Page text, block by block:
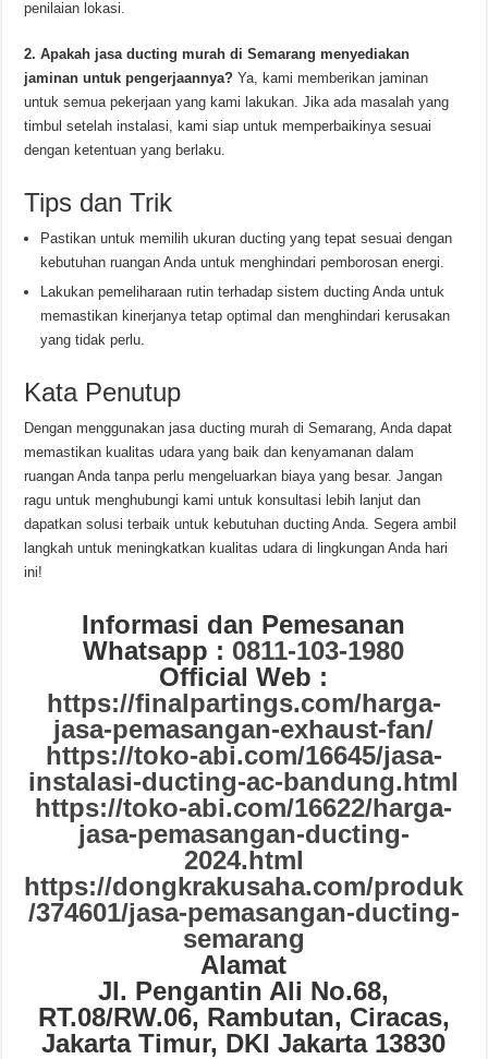
penilaian lokasi.
2. Apakah jasa ducting murah di Semarang menyediakan
jaminan untuk pengerjaannya? Ya, kami memberikan jaminan
untuk semua pekerjaan yang kami lakukan. Jika ada masalah yang
timbul setelah instalasi, kami siap untuk memperbaikinya sesuai
dengan ketentuan yang berlaku.
Tips dan Trik
Pastikan untuk memilih ukuran ducting yang tepat sesuai dengan
kebutuhan ruangan Anda untuk menghindari pemborosan energi.
Lakukan pemeliharaan rutin terhadap sistem ducting Anda untuk
memastikan kinerjanya tetap optimal dan menghindari kerusakan
yang tidak perlu.
Kata Penutup
Dengan menggunakan jasa ducting murah di Semarang, Anda dapat
memastikan kualitas udara yang baik dan kenyamanan dalam
ruangan Anda tanpa perlu mengeluarkan biaya yang besar. Jangan
ragu untuk menghubungi kami untuk konsultasi lebih lanjut dan
dapatkan solusi terbaik untuk kebutuhan ducting Anda. Segera ambil
langkah untuk meningkatkan kualitas udara di lingkungan Anda hari
ini!
Informasi dan Pemesanan
Whatsapp : 0811-103-1980
Official Web :
https://finalpartings.com/harga-
jasa-pemasangan-exhaust-fan/
https://toko-abi.com/16645/jasa-
instalasi-ducting-ac-bandung.html
https://toko-abi.com/16622/harga-
jasa-pemasangan-ducting-
2024.html
https://dongkrakusaha.com/produk
/374601/jasa-pemasangan-ducting-
semarang
Alamat
Jl. Pengantin Ali No.68,
RT.08/RW.06, Rambutan, Ciracas,
Jakarta Timur, DKI Jakarta 13830